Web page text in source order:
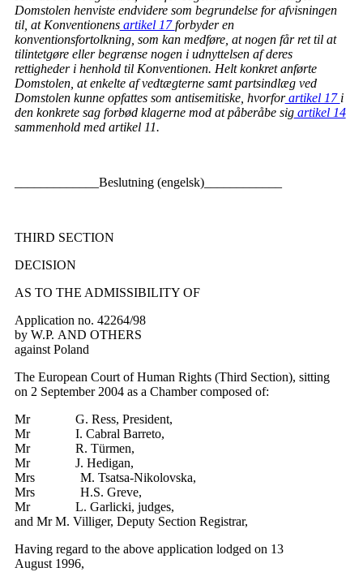
Domstolen henviste endvidere som begrundelse for afvisningen
til, at Konventionensartikel 17forbyder en
konventionsfortolkning, som kan medføre, at nogen får ret til at
tilintetgøre eller begrænse nogen i udnyttelsen af deres
rettigheder i henhold til Konventionen. Helt konkret anførte
Domstolen, at enkelte af vedtægterne samt partsindlæg ved
Domstolen kunne opfattes som antisemitiske, hvorforartikel 17 i
den konkrete sag forbød klagerne mod at påberåbe sigartikel 14
sammenhold med artikel 11.
_____________Beslutning (engelsk)____________
THIRD SECTION
DECISION
AS TO THE ADMISSIBILITY OF
Application no. 42264/98
by W.P. AND OTHERS
against Poland
The European Court of Human Rights (Third Section), sitting
on 2 September 2004 as a Chamber composed of:
Mr G. Ress, President,
Mr I. Cabral Barreto,
Mr R. Türmen,
Mr J. Hedigan,
Mrs M. Tsatsa-Nikolovska,
Mrs H.S. Greve,
Mr L. Garlicki, judges,
and Mr M. Villiger, Deputy Section Registrar,
Having regard to the above application lodged on 13
August 1996,